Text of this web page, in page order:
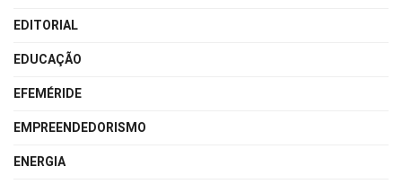
EDITORIAL
EDUCAÇÃO
EFEMÉRIDE
EMPREENDEDORISMO
ENERGIA